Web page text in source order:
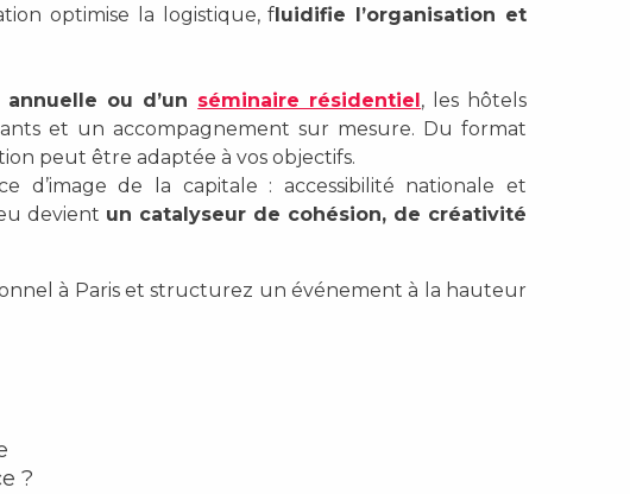
optimise la logistique, fluidifie l’organisation et
ou d’un séminaire résidentiel, les hôtels
et un accompagnement sur mesure. Du format
peut être adaptée à vos objectifs.
d’image de la capitale : accessibilité nationale et
devient un catalyseur de cohésion, de créativité
à Paris et structurez un événement à la hauteur
?